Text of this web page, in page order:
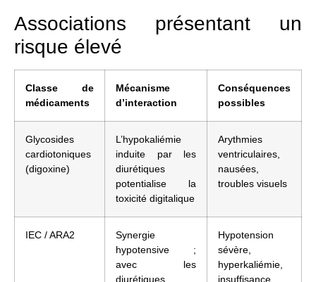
Associations présentant un
risque élevé
Classe de
médicaments
Mécanisme
d’interaction
Conséquences
possibles
Glycosides
cardiotoniques
(digoxine)
L’hypokaliémie
induite par les
diurétiques
potentialise la
toxicité digitalique
Arythmies
ventriculaires,
nausées,
troubles visuels
IEC / ARA2
Synergie
hypotensive ;
avec les
diurétiques
Hypotension
sévère,
hyperkaliémie,
insuffisance